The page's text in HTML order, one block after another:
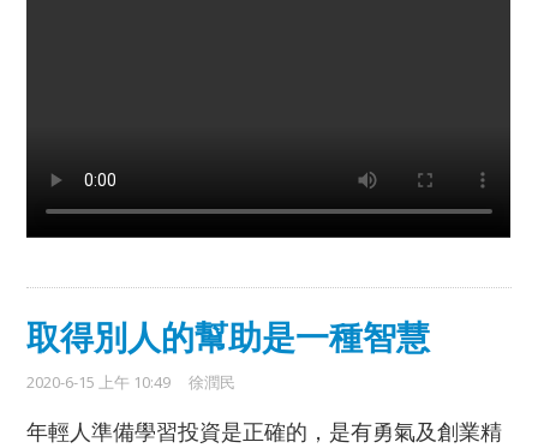
取得別人的幫助是一種智慧
2020-6-15 上午 10:49 徐潤民
年輕人準備學習投資是正確的，是有勇氣及創業精